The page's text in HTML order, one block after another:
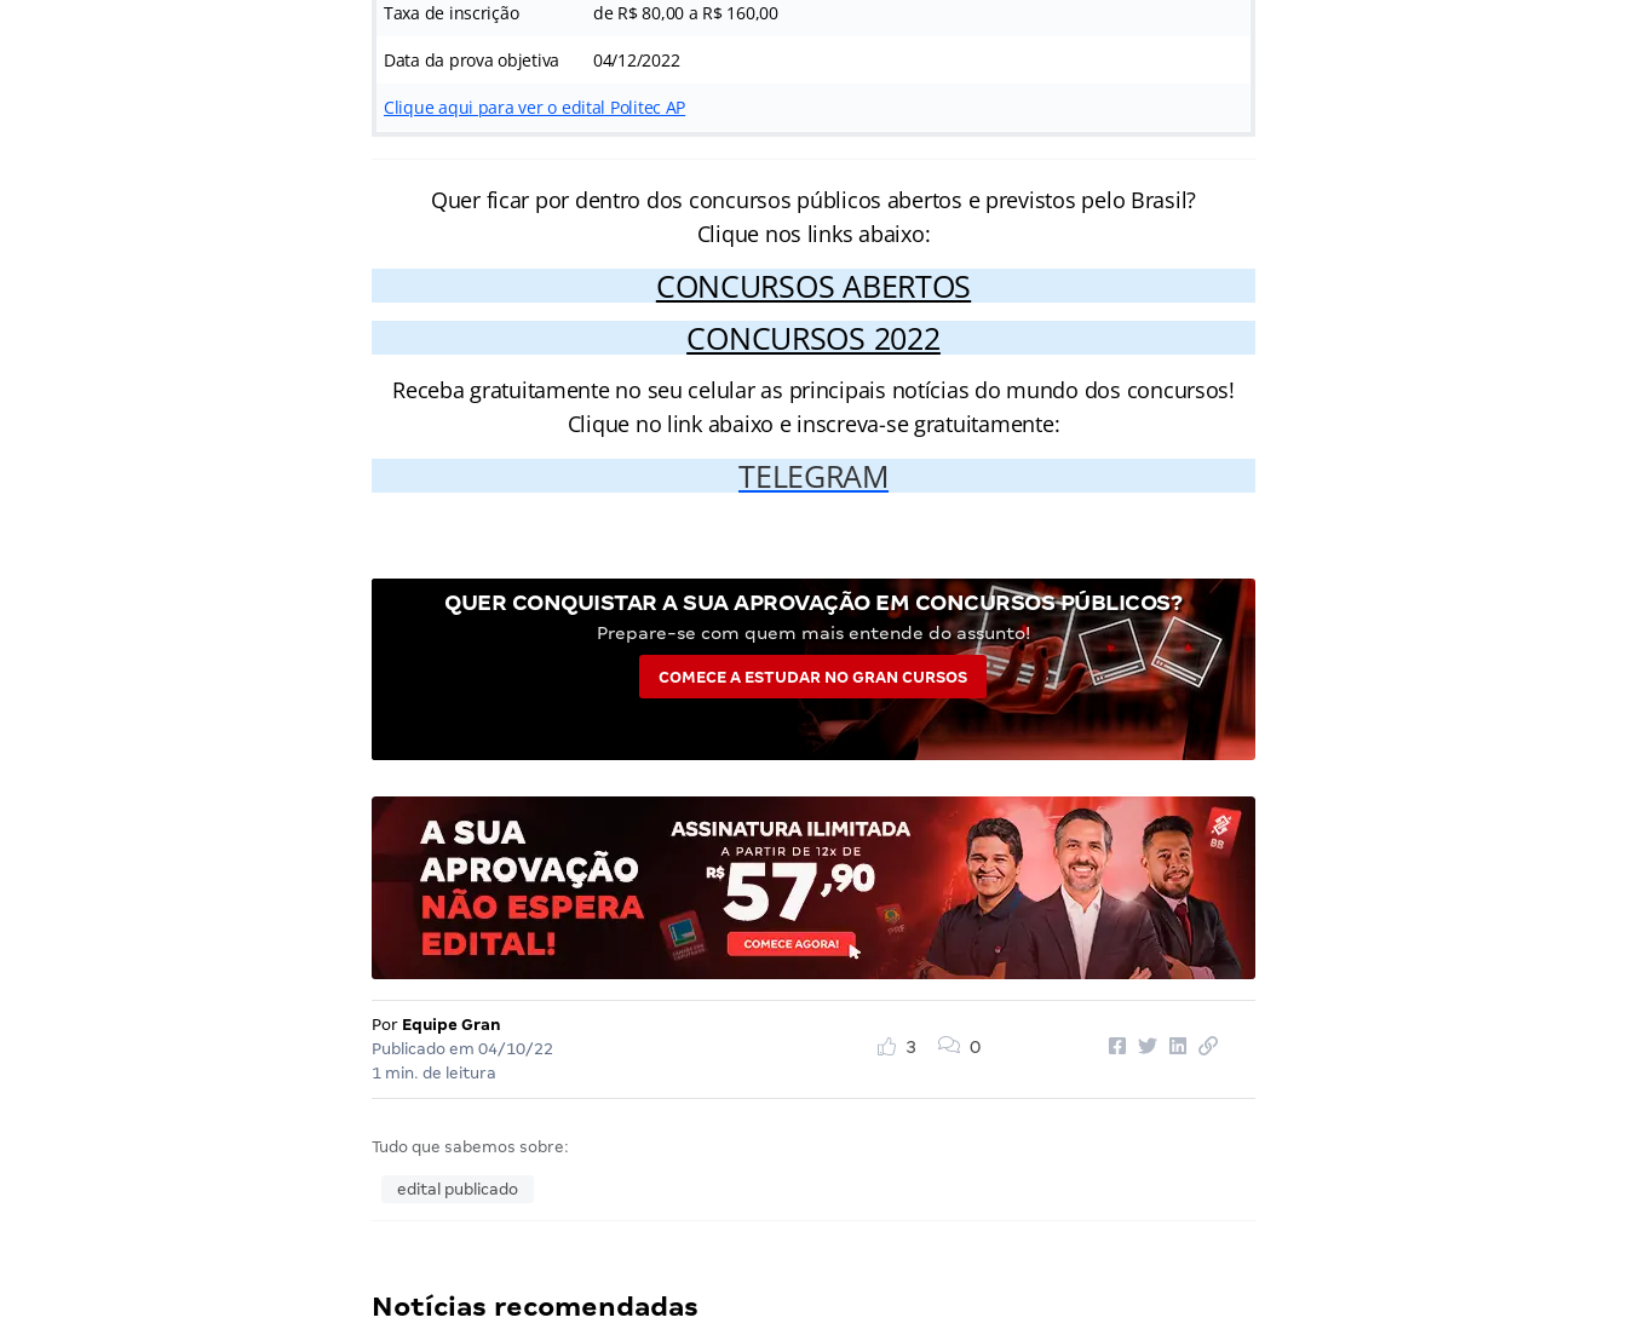
Taxa de inscrição de R$ 80,00 a R$ 160,00
Data da prova objetiva 04/12/2022
Clique aqui para ver o edital Politec AP
Quer ficar por dentro dos concursos públicos abertos e previstos pelo Brasil?
Clique nos links abaixo:
CONCURSOS ABERTOS
CONCURSOS 2022
Receba gratuitamente no seu celular as principais notícias do mundo dos concursos!
Clique no link abaixo e inscreva-se gratuitamente:
TELEGRAM
QUER CONQUISTAR A SUA APROVAÇÃO EM CONCURSOS PÚBLICOS?
Prepare-se com quem mais entende do assunto!
COMECE A ESTUDAR NO GRAN CURSOS
Por Equipe Gran
Publicado em 04/10/22
1 min. de leitura
3 0
Tudo que sabemos sobre:
edital publicado
Notícias recomendadas